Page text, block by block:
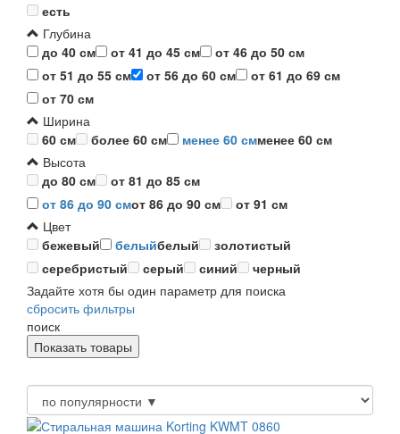
есть
Глубина
до 40 см
от 41 до 45 см
от 46 до 50 см
от 51 до 55 см
от 56 до 60 см
от 61 до 69 см
от 70 см
Ширина
60 см
более 60 см менее 60 смменее 60 см
Высота
до 80 см
от 81 до 85 см
от 86 до 90 смот 86 до 90 см
от 91 см
Цвет
бежевый
белыйбелый
золотистый
серебристый
серый синий
черный
Задайте хотя бы один параметр для поиска
сбросить фильтры
поиск